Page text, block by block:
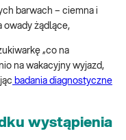
barwach – ciemna i
owady żądlące,
„co na
na wakacyjny wyjazd,
badania diagnostyczne
wystąpienia